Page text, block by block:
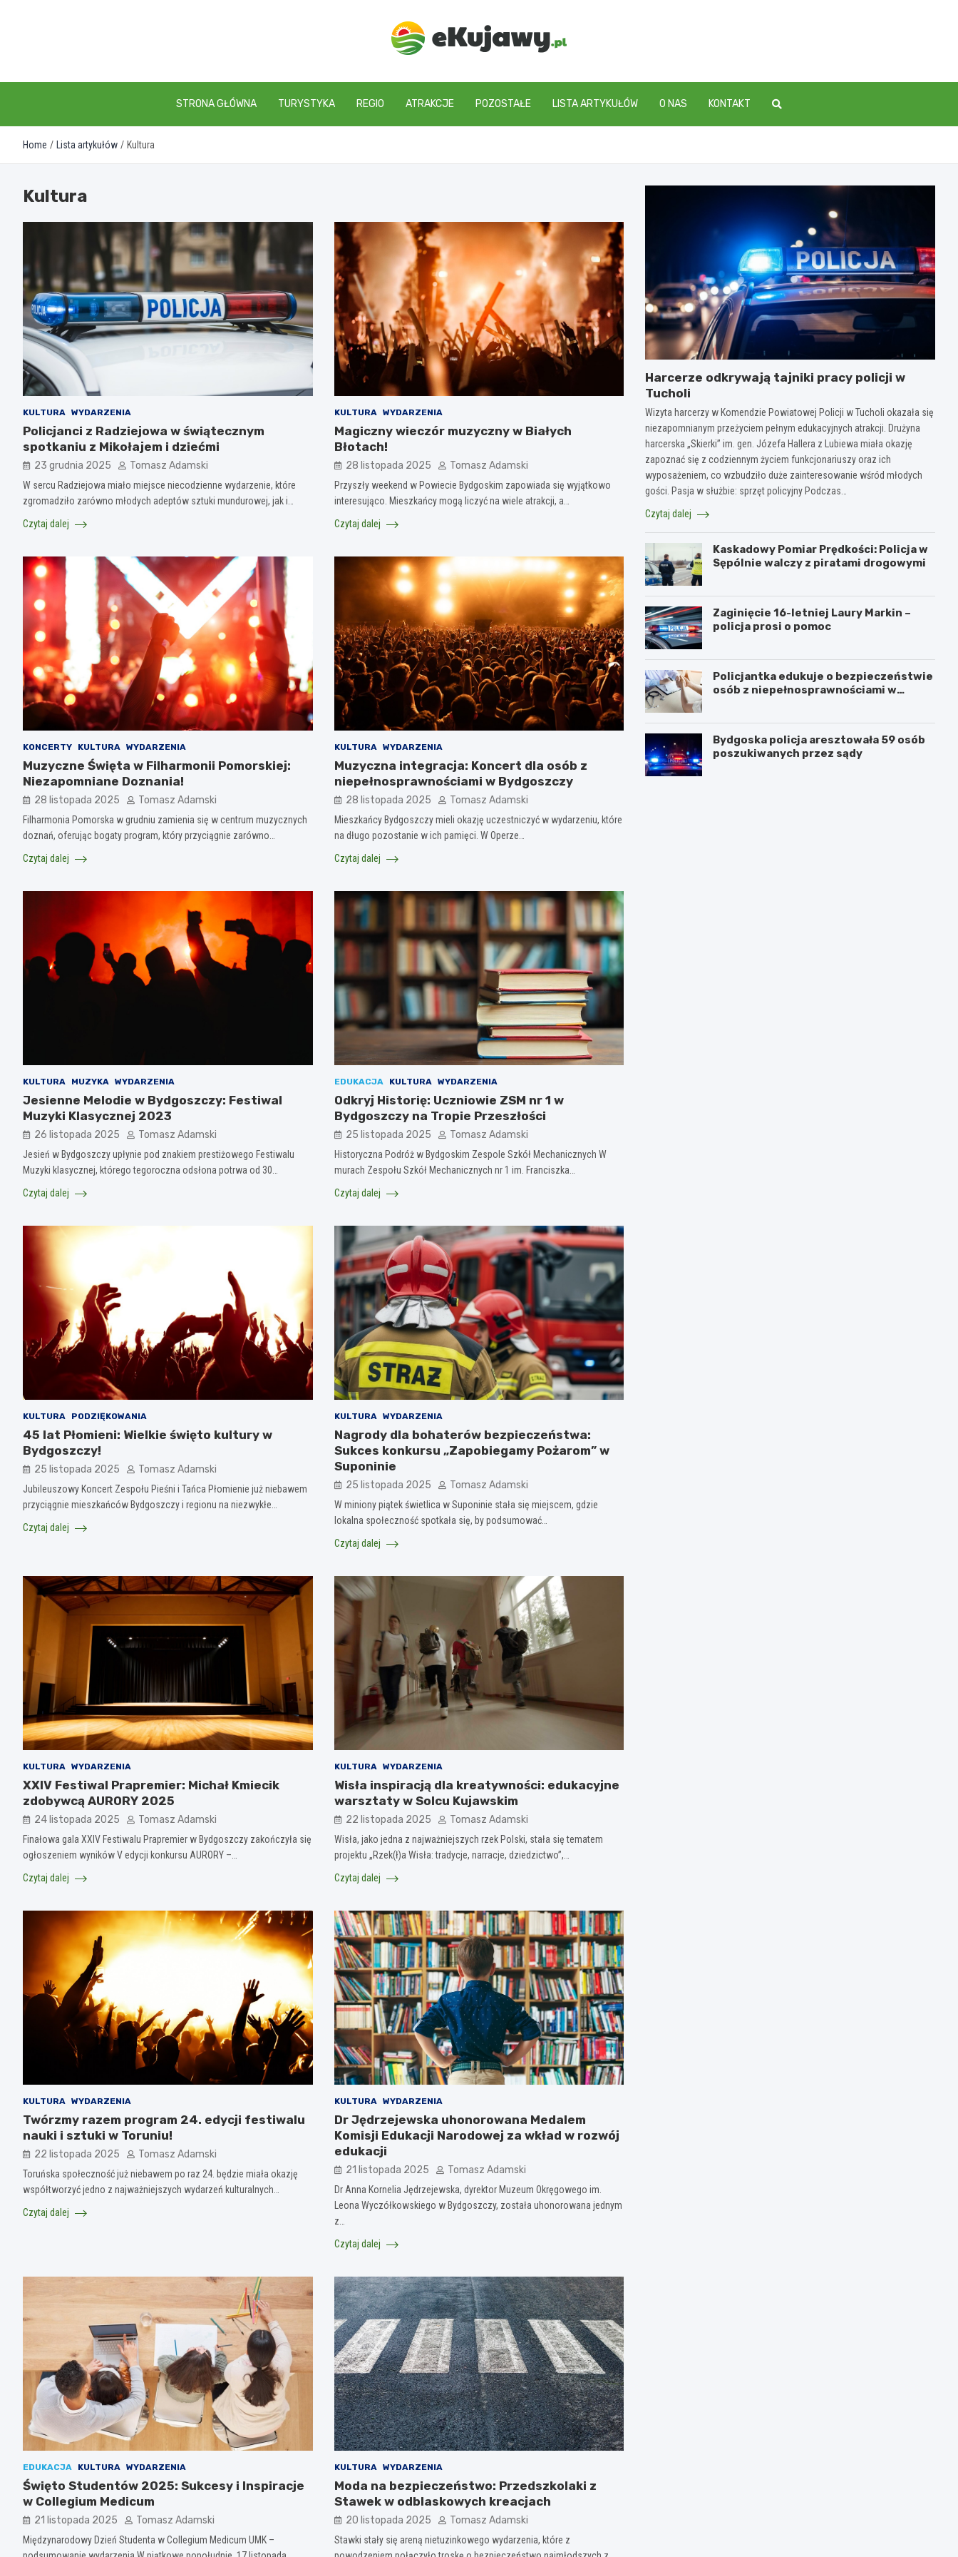
ekujawy.pl
STRONA GŁÓWNA TURYSTYKA REGIO ATRAKCJE POZOSTAŁE LISTA ARTYKUŁÓW O NAS KONTAKT
Home Lista artykułów Kultura
Kultura
KULTURA WYDARZENIA
Policjanci z Radziejowa w świątecznym
spotkaniu z Mikołajem i dziećmi
23 grudnia 2025 Tomasz Adamski
W sercu Radziejowa miało miejsce niecodzienne wydarzenie, które
zgromadziło zarówno młodych adeptów sztuki mundurowej, jak i…
Czytaj dalej
KULTURA WYDARZENIA
Magiczny wieczór muzyczny w Białych
Błotach!
28 listopada 2025 Tomasz Adamski
Przyszły weekend w Powiecie Bydgoskim zapowiada się wyjątkowo
interesująco. Mieszkańcy mogą liczyć na wiele atrakcji, a…
Czytaj dalej
KONCERTY KULTURA WYDARZENIA
Muzyczne Święta w Filharmonii Pomorskiej:
Niezapomniane Doznania!
28 listopada 2025 Tomasz Adamski
Filharmonia Pomorska w grudniu zamienia się w centrum muzycznych
doznań, oferując bogaty program, który przyciągnie zarówno…
Czytaj dalej
KULTURA WYDARZENIA
Muzyczna integracja: Koncert dla osób z
niepełnosprawnościami w Bydgoszczy
28 listopada 2025 Tomasz Adamski
Mieszkańcy Bydgoszczy mieli okazję uczestniczyć w wydarzeniu, które
na długo pozostanie w ich pamięci. W Operze…
Czytaj dalej
KULTURA MUZYKA WYDARZENIA
Jesienne Melodie w Bydgoszczy: Festiwal
Muzyki Klasycznej 2023
26 listopada 2025 Tomasz Adamski
Jesień w Bydgoszczy upłynie pod znakiem prestiżowego Festiwalu
Muzyki klasycznej, którego tegoroczna odsłona potrwa od 30…
Czytaj dalej
EDUKACJA KULTURA WYDARZENIA
Odkryj Historię: Uczniowie ZSM nr 1 w
Bydgoszczy na Tropie Przeszłości
25 listopada 2025 Tomasz Adamski
Historyczna Podróż w Bydgoskim Zespole Szkół Mechanicznych W
murach Zespołu Szkół Mechanicznych nr 1 im. Franciszka…
Czytaj dalej
KULTURA PODZIĘKOWANIA
45 lat Płomieni: Wielkie święto kultury w
Bydgoszczy!
25 listopada 2025 Tomasz Adamski
Jubileuszowy Koncert Zespołu Pieśni i Tańca Płomienie już niebawem
przyciągnie mieszkańców Bydgoszczy i regionu na niezwykłe…
Czytaj dalej
KULTURA WYDARZENIA
Nagrody dla bohaterów bezpieczeństwa:
Sukces konkursu „Zapobiegamy Pożarom” w
Suponinie
25 listopada 2025 Tomasz Adamski
W miniony piątek świetlica w Suponinie stała się miejscem, gdzie
lokalna społeczność spotkała się, by podsumować…
Czytaj dalej
KULTURA WYDARZENIA
XXIV Festiwal Prapremier: Michał Kmiecik
zdobywcą AURORY 2025
24 listopada 2025 Tomasz Adamski
Finałowa gala XXIV Festiwalu Prapremier w Bydgoszczy zakończyła się
ogłoszeniem wyników V edycji konkursu AURORY –…
Czytaj dalej
KULTURA WYDARZENIA
Wisła inspiracją dla kreatywności: edukacyjne
warsztaty w Solcu Kujawskim
22 listopada 2025 Tomasz Adamski
Wisła, jako jedna z najważniejszych rzek Polski, stała się tematem
projektu „Rzek(ł)a Wisła: tradycje, narracje, dziedzictwo”,…
Czytaj dalej
KULTURA WYDARZENIA
Twórzmy razem program 24. edycji festiwalu
nauki i sztuki w Toruniu!
22 listopada 2025 Tomasz Adamski
Toruńska społeczność już niebawem po raz 24. będzie miała okazję
współtworzyć jedno z najważniejszych wydarzeń kulturalnych…
Czytaj dalej
KULTURA WYDARZENIA
Dr Jędrzejewska uhonorowana Medalem
Komisji Edukacji Narodowej za wkład w rozwój
edukacji
21 listopada 2025 Tomasz Adamski
Dr Anna Kornelia Jędrzejewska, dyrektor Muzeum Okręgowego im.
Leona Wyczółkowskiego w Bydgoszczy, została uhonorowana jednym
z…
Czytaj dalej
EDUKACJA KULTURA WYDARZENIA
Święto Studentów 2025: Sukcesy i Inspiracje
w Collegium Medicum
21 listopada 2025 Tomasz Adamski
Międzynarodowy Dzień Studenta w Collegium Medicum UMK –
KULTURA WYDARZENIA
Moda na bezpieczeństwo: Przedszkolaki z
Stawek w odblaskowych kreacjach
20 listopada 2025 Tomasz Adamski
Stawki stały się areną nietuzinkowego wydarzenia, które z
Harcerze odkrywają tajniki pracy policji w
Tucholi
Wizyta harcerzy w Komendzie Powiatowej Policji w Tucholi okazała się
niezapomnianym przeżyciem pełnym edukacyjnych atrakcji. Drużyna
harcerska „Skierki” im. gen. Józefa Hallera z Lubiewa miała okazję
zapoznać się z codziennym życiem funkcjonariuszy oraz ich
wyposażeniem, co wzbudziło duże zainteresowanie wśród młodych
gości. Pasja w służbie: sprzęt policyjny Podczas…
Czytaj dalej
Kaskadowy Pomiar Prędkości: Policja w
Sępólnie walczy z piratami drogowymi
Zaginięcie 16-letniej Laury Markin –
policja prosi o pomoc
Policjantka edukuje o bezpieczeństwie
osób z niepełnosprawnościami w
Bydgoska policja aresztowała 59 osób
poszukiwanych przez sądy